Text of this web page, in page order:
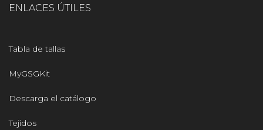
ENLACES ÚTILES
Tabla de tallas
MyGSGKit
Descarga el catálogo
Tejidos